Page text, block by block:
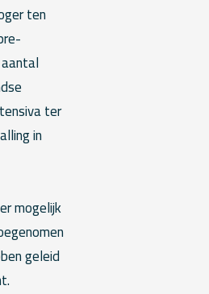
ten
ter
in
mogelijk
geleid